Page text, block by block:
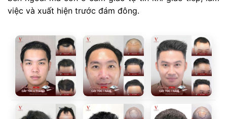
việc và xuất hiện trước đám đông.